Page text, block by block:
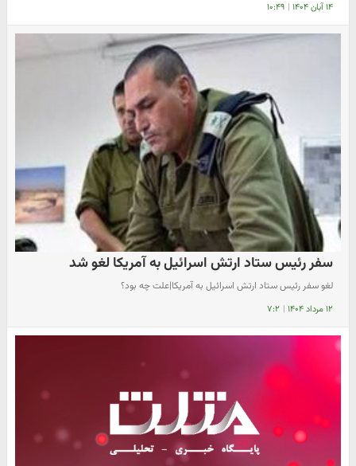
۱۴ آبان ۱۴۰۴ | ۱۰:۴۹
سفر رئیس ستاد ارتش اسرائیل به آمریکا لغو شد
لغو سفر رئیس ستاد ارتش اسرائیل به آمریکا|علت چه بود؟
۱۲ مرداد ۱۴۰۴ | ۷:۲